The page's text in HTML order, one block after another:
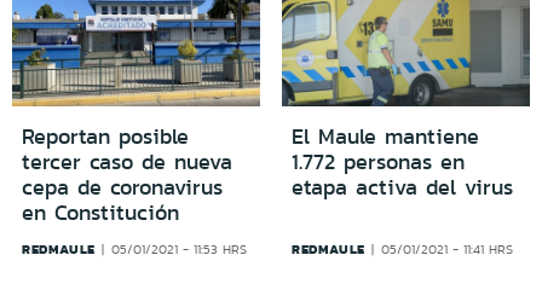
Reportan posible
tercer caso de nueva
cepa de coronavirus
en Constitución
REDMAULE 05/01/2021 - 11:53 HRS
El Maule mantiene
1.772 personas en
etapa activa del virus
REDMAULE 05/01/2021 - 11:41 HRS